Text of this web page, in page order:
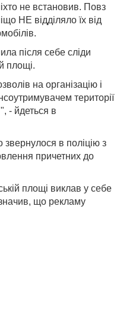
не встановив. Повз
НЕ відділяло їх від
після себе сліди
площі.
на організацію і
території
- йдеться в
звернулося в поліцію з
причетних до
площі виклав у себе
що рекламу